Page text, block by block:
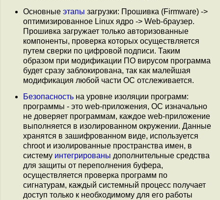
Основные этапы загрузки: Прошивка (Firmware) ->
оптимизированное Linux ядро -> Web-браузер.
Прошивка загружает только авторизованные
компоненты, проверка которых осуществляется
путем сверки по цифровой подписи. Таким
образом при модификации ПО вирусом программа
будет сразу заблокирована, так как малейшая
модификация любой части ОС отслеживается.
Безопасность на уровне изоляции программ:
программы - это web-приложения, ОС изначально
не доверяет программам, каждое web-приложение
выполняется в изолированном окружении. Данные
хранятся в зашифрованном виде, используется
chroot и изолированные пространства имен, в
систему интегрированы дополнительные средства
для защиты от переполнения буфера,
осуществляется проверка программ по
сигнатурам, каждый системный процесс получает
доступ только к необходимому для его работы